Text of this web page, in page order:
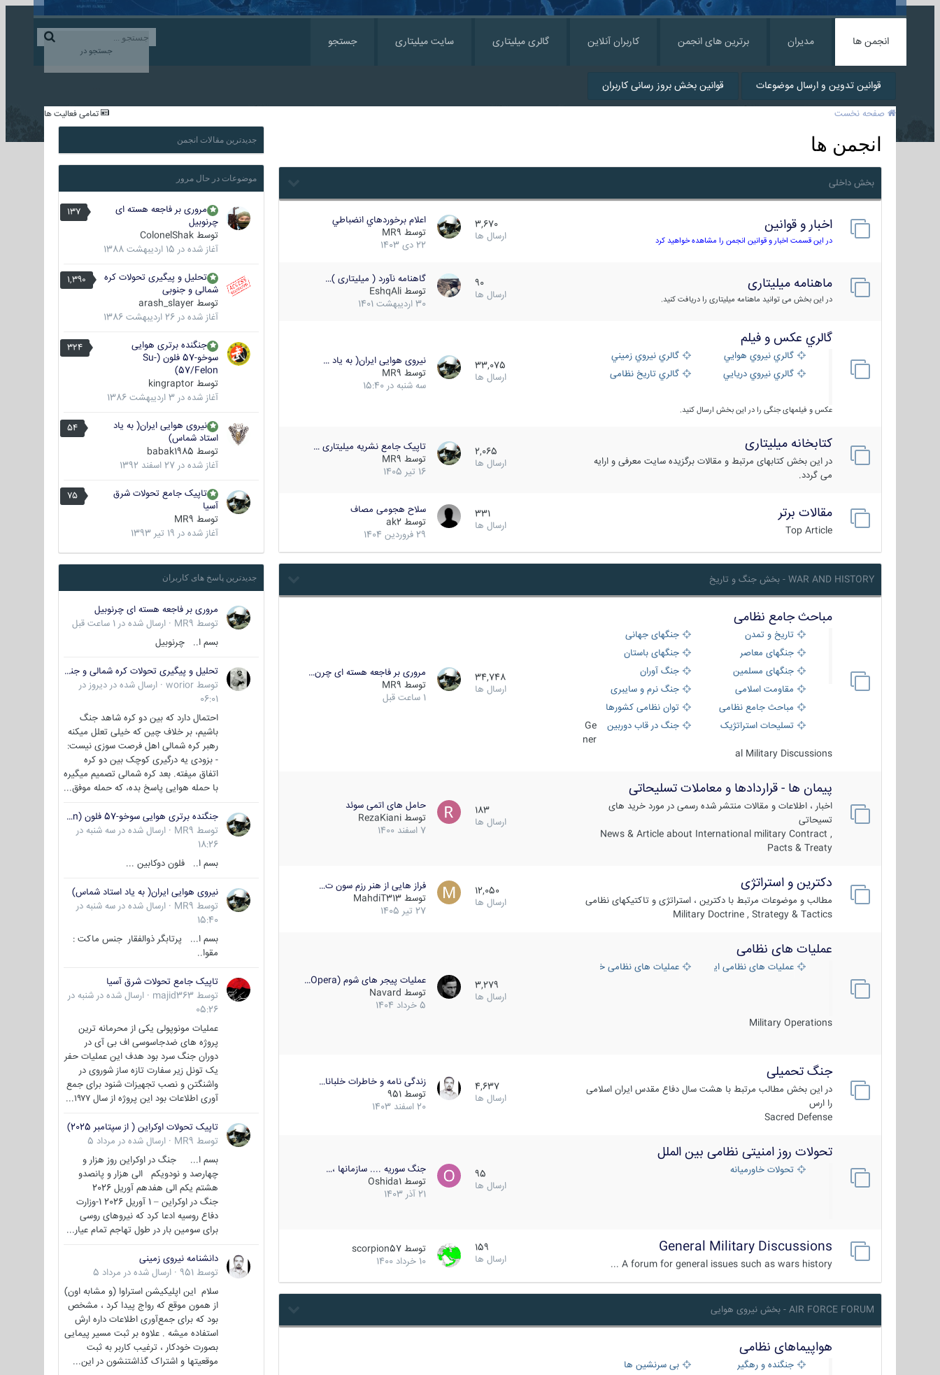
جستجو در
انجمن ها مدیران برترین های انجمن کاربران آنلاین گالری میلیتاری سایت میلیتاری جستجو
قوانین تدوین و ارسال موضوعات قوانین بخش بروز رسانی کاربران
تمامی فعالیت ها صفحه نخست
انجمن ها
بخش داخلی
اخبار و قوانین
در این قسمت اخبار و قوانین انجمن را مشاهده خواهید کرد
3,670
ارسال ها
اعلام برخوردهاي انضباطي
توسط MR9
22 دی 1403
ماهنامه میلیتاری
در این بخش می توانید ماهنامه میلیتاری را دریافت کنید.
90
ارسال ها
گاهنامه نآورد ( میلیتاری )…
توسط EshqAli
30 اردیبهشت 1401
گالري عكس و فيلم
گالري نيروي هوايي
گالري نيروي زميني
گالري نيروي دريايي
گالري تاریخ نظامی
عکس و فیلمهای جنگی را در این بخش ارسال کنید.
33,075
ارسال ها
نیروی هوایی ایران( به یاد …
توسط MR9
سه شنبه در 15:40
کتابخانه میلیتاری
در این بخش کتابهای مرتبط و مقالات برگزیده سایت معرفی و ارایه
می گردد.
2,065
ارسال ها
تاپیک جامع نشریه میلیتاری …
توسط MR9
16 تیر 1405
مقالات برتر
Top Article
331
ارسال ها
سلاح هجومی مصاف
توسط ak2
29 فروردین 1404
WAR AND HISTORY - بخش جنگ و تاریخ
مباحث جامع نظامی
تاریخ و تمدن
جنگهای جهانی
جنگهای معاصر
جنگهای باستان
جنگهای مسلمین
جنگ آوران
مقاومت اسلامی
جنگ نرم و سایبری
مباحث جامع نظامی
توان نظامی کشورها
تسلیحات استراتژیک
جنگ در قاب دوربین
Ge
ner
al Military Discussions
34,748
ارسال ها
مروری بر فاجعه هسته ای چرن…
توسط MR9
1 ساعت قبل
پیمان ها - قراردادها و معاملات تسلیحاتی
اخبار ، اطلاعات و مقالات منتشر شده رسمی در مورد خرید های
تسیحاتی
News & Article about International military Contract ,
Pacts & Treaty
183
ارسال ها
حامل های اتمی سوئد
توسط RezaKiani
7 اسفند 1400
دکترین و استراتژی
مطالب و موضوعات مرتبط با دکترین ، استراتژی و تاکتیکهای نظامی
Military Doctrine , Strategy & Tactics
12,050
ارسال ها
فراز هایی از هنر رزم سون ت…
توسط MahdiT313
27 تیر 1405
عملیات های نظامی
عملیات های نظامی ایران عملیات های نظامی خارجی
Military Operations
3,279
ارسال ها
عملیات پیجر های شوم (Opera…
توسط Navard
5 خرداد 1404
جنگ تحمیلی
در این بخش مطالب مرتبط با هشت سال دفاع مقدس ایران اسلامی
را ارس
Sacred Defense
4,637
ارسال ها
زندگی نامه و خاطرات خلبانا…
توسط 951
20 اسفند 1403
تحولات روز امنیتی نظامی بین الملل
تحولات خاورمیانه
95
ارسال ها
جنگ سوریه .... سازمانها ،…
توسط Oshida1
21 آذر 1403
General Military Discussions
A forum for general issues such as wars history ...
159
ارسال ها
توسط scorpion57
10 خرداد 1400
AIR FORCE FORUM - بخش نیروی هوایی
هواپیماهای نظامی
جنگنده و رهگیر
بی سرنشین ها
جدیدترین مقالات انجمن
موضوعات در حال مرور
137
مروری بر فاجعه هسته ای
چرنوبیل
توسط ColonelShak
آغاز شده در 15 اردیبهشت 1388
1,390
تحلیل و پیگیری تحولات کره
شمالی و جنوبی
توسط arash_slayer
آغاز شده در 26 اردیبهشت 1386
324
جنگنده برتری هوایی
سوخو-57 فلون (Su-
57/Felon)
توسط kingraptor
آغاز شده در 3 اردیبهشت 1386
54
نیروی هوایی ایران( به یاد
استاد شماس)
توسط babak1985
آغاز شده در 27 اسفند 1392
75
تاپیک جامع تحولات شرق
آسیا
توسط MR9
آغاز شده در 19 تیر 1393
جدیدترین پاسخ های کاربران
مروری بر فاجعه هسته ای چرنوبیل
توسط MR9
· ارسال شده در 1 ساعت قبل
بسم ا.. چرنوبیل
تحلیل و پیگیری تحولات کره شمالی و جنوبی
توسط worior
· ارسال شده در دیروز در
06:01
احتمال دارد که بین دو کره شاهد جنگ
باشیم، بر خلاف چین که خیلی تعلل میکنه
رهبر کره شمالی اهل فرصت سوزی نیست:
- بزودی یه درگیری کوچک بین دو کره
اتفاق میفته. بعد کره شمالی تصمیم میگیره
با حمله هوایی پاسخ بده، که حمله موفق...
جنگنده برتری هوایی سوخو-57 فلون (Su-57/Felon)
توسط MR9
· ارسال شده در سه شنبه در
18:26
بسم ا.. فلون دوکابین ...
نیروی هوایی ایران( به یاد استاد شماس)
توسط MR9
· ارسال شده در سه شنبه در
15:40
بسم ا... پرتابگر ذوالفقار جنس ماکت :
مقوا..
تاپیک جامع تحولات شرق آسیا
توسط majid363
· ارسال شده در شنبه در
05:26
عملیات مونوپولی یکی از محرمانه ترین
پروژه های ضدجاسوسی اف بی آی در
دوران جنگ سرد بود هدف این عملیات حفر
یک تونل زیر سفارت تازه ساز شوروی در
واشنگتن و نصب تجهیزات شنود برای جمع
آوری اطلاعات بود این پروژه از سال ۱۹۷۷...
تاپیک تحولات اوکراین ( از سپتامبر 2025)
توسط MR9
· ارسال شده در مرداد 5
بسم ا... جنگ در اوکراین روز هزار و
چهارصد و نودویکم الی هزار و پانصدو
هشتم یکم الی هفدهم آوریل 2026
جنگ در اوکراین – 1 آوریل 2026 1-وزارت
دفاع روسیه ادعا کرد که نیروهای روسی
برای سومین بار در طول تهاجم تمام عیار...
دانشنامه نیروی زمینی
توسط 951
· ارسال شده در مرداد 5
سلام این اپلیکیشن استراوا (و مشابه اون)
از همون موقع که رواج پیدا کرد ، مشخص
بود که برای جمع‌آوری اطلاعات داره ارش
استفاده میشه . علاوه بر ثبت مسیر پیمایی
بصورت خودکار ، ترغیب کاربر به ثبت
موقعیتها و اشتراک‌ گذاشتنشون در این...